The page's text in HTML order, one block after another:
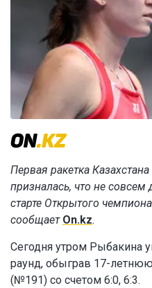
Первая ракетка
призналась, что не совсем
старте Открытого
сообщает On.kz.
Сегодня утром Рыбакина
раунд, обыграв 17-
(№191) со счетом 6:0, 6:3.